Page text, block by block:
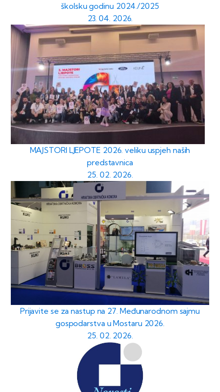
školsku godinu 2024./2025
23. 04. 2026.
MAJSTORI LJEPOTE 2026. veliku uspjeh naših
predstavnica
25. 02. 2026.
Prijavite se za nastup na 27. Međunarodnom sajmu
gospodarstva u Mostaru 2026.
25. 02. 2026.